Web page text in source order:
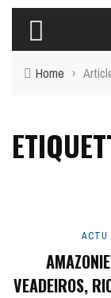
Home ›
ACTU
VEADEIROS,